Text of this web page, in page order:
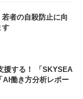
者の自殺防止に向
す
援する！ 「SKYSEA
働き方分析レポー